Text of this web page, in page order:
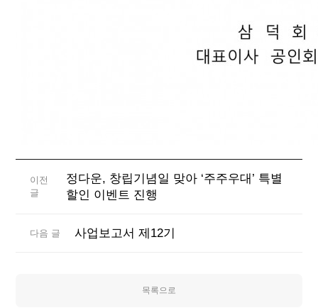
이전
글
정다운, 창립기념일 맞아 ‘주주우대’ 특별
할인 이벤트 진행
다음 글 사업보고서 제12기
목록으로